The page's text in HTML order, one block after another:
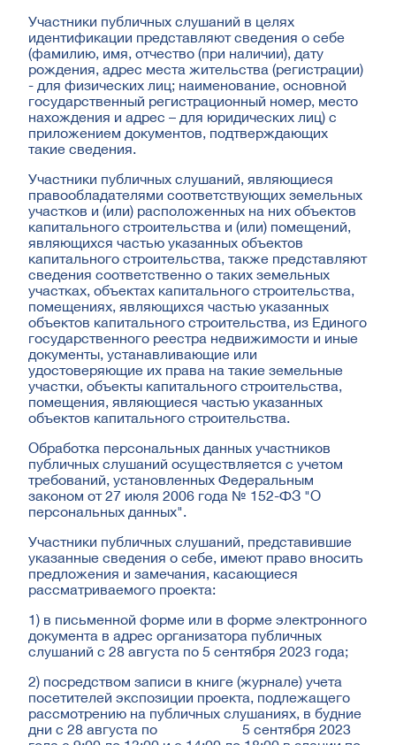
Участники публичных слушаний в целях
идентификации представляют сведения о себе
(фамилию, имя, отчество (при наличии), дату
рождения, адрес места жительства (регистрации)
- для физических лиц; наименование, основной
государственный регистрационный номер, место
нахождения и адрес – для юридических лиц) с
приложением документов, подтверждающих
такие сведения.
Участники публичных слушаний, являющиеся
правообладателями соответствующих земельных
участков и (или) расположенных на них объектов
капитального строительства и (или) помещений,
являющихся частью указанных объектов
капитального строительства, также представляют
сведения соответственно о таких земельных
участках, объектах капитального строительства,
помещениях, являющихся частью указанных
объектов капитального строительства, из Единого
государственного реестра недвижимости и иные
документы, устанавливающие или
удостоверяющие их права на такие земельные
участки, объекты капитального строительства,
помещения, являющиеся частью указанных
объектов капитального строительства.
Обработка персональных данных участников
публичных слушаний осуществляется с учетом
требований, установленных Федеральным
законом от 27 июля 2006 года № 152-ФЗ "О
персональных данных".
Участники публичных слушаний, представившие
указанные сведения о себе, имеют право вносить
предложения и замечания, касающиеся
рассматриваемого проекта:
1) в письменной форме или в форме электронного
документа в адрес организатора публичных
слушаний с 28 августа по 5 сентября 2023 года;
2) посредством записи в книге (журнале) учета
посетителей экспозиции проекта, подлежащего
рассмотрению на публичных слушаниях, в будние
дни с 28 августа по 5 сентября 2023